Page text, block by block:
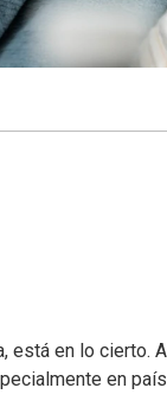
está en lo cierto.
en